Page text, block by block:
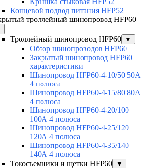
Концевой подвод питания HFP52
троллейный шинопровод HFP60
Троллейный шинопровод HFP60 ▼
Обзор шинопроводов HFP60
Закрытый шинопровод HFP60
характеристики
Шинопровод HFP60-4-10/50 50А
4 полюса
Шинопровод HFP60-4-15/80 80А
4 полюса
Шинопровод HFP60-4-20/100
100А 4 полюса
Шинопровод HFP60-4-25/120
120А 4 полюса
Шинопровод HFP60-4-35/140
140А 4 полюса
Токосъемники и щетки HFP60
▼